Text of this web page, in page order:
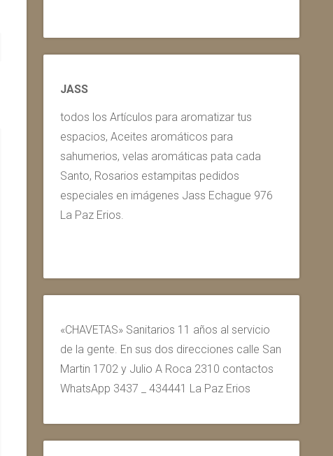
JASS
todos los Artículos para aromatizar tus
espacios, Aceites aromáticos para
sahumerios, velas aromáticas pata cada
Santo, Rosarios estampitas pedidos
especiales en imágenes Jass Echague 976
La Paz Erios.
«CHAVETAS» Sanitarios 11 años al servicio
de la gente. En sus dos direcciones calle San
Martin 1702 y Julio A Roca 2310 contactos
WhatsApp 3437 _ 434441 La Paz Erios